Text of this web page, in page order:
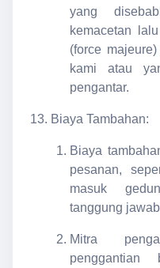
yang
kemacetan
(force
kami atau
pengantar.
Biaya Tambahan:
Biaya
pesanan,
masuk
tanggung
Mitra
penggantian